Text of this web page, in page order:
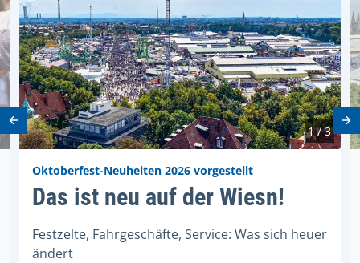
Vorheriges Element 1 / 3
Oktoberfest-Neuheiten 2026 vorgestellt
Das ist neu auf der Wiesn!
Das ist neu auf der Wiesn!
Festzelte, Fahrgeschäfte, Service: Was sich heuer
ändert